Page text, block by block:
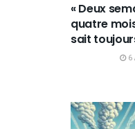
« Deux
quatre
sait
6